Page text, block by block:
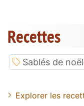
Recettes
Sablés de noël
Explorer les